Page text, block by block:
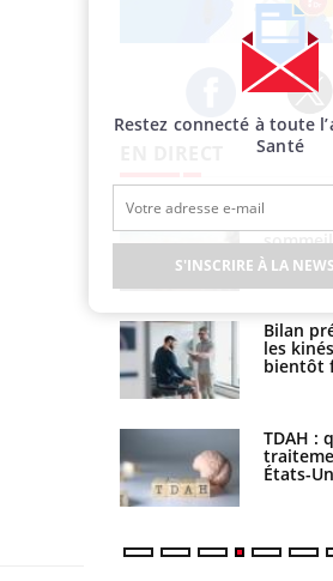
Facebook
petite fille
à un
Suisse :
de la
?
:
arme contre
Bilan
les
bientôt
TDAH :
États-
Restez connecté à toute
Santé
S'INSCRIRE À LA